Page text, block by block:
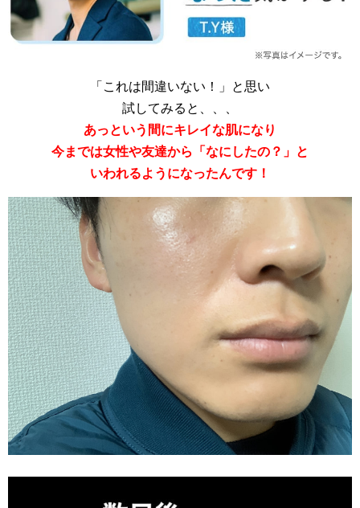
「これは間違いない！」と思い
試してみると、、、
あっという間にキレイな肌になり
今までは女性や友達から「なにしたの？」と
いわれるようになったんです！